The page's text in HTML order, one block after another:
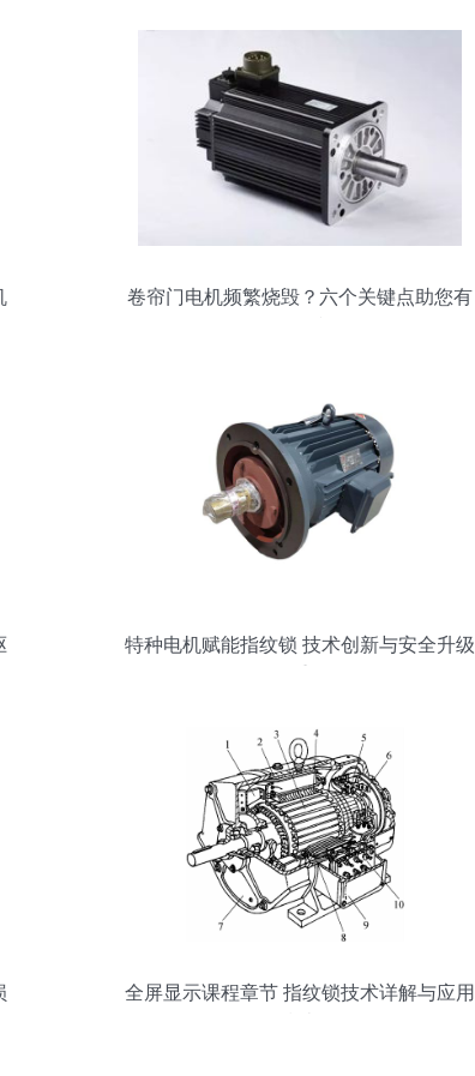
卷帘门电机频繁烧毁？六个关键点助您有
特种电机赋能指纹锁 技术创新与安全升级
全屏显示课程章节 指纹锁技术详解与应用